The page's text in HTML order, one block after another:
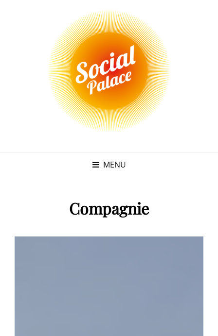
MENU
Compagnie